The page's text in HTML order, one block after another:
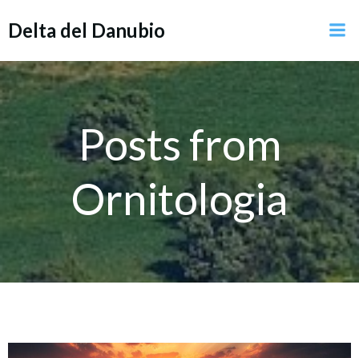
Delta del Danubio
Posts from
Ornitologia